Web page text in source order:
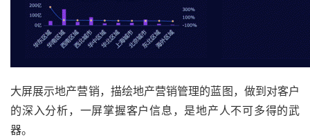
大屏展示地产营销，描绘地产营销管理的蓝图，做到对客户
的深入分析，一屏掌握客户信息，是地产人不可多得的武
器。